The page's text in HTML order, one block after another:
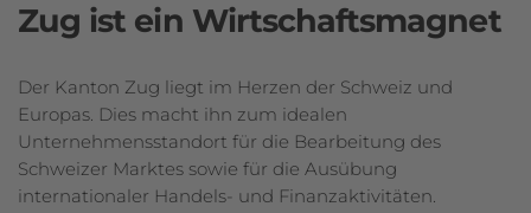
Zug ist ein Wirtschaftsmagnet
Der Kanton Zug liegt im Herzen der Schweiz und
Europas. Dies macht ihn zum idealen
Unternehmensstandort für die Bearbeitung des
Schweizer Marktes sowie für die Ausübung
internationaler Handels- und Finanzaktivitäten.